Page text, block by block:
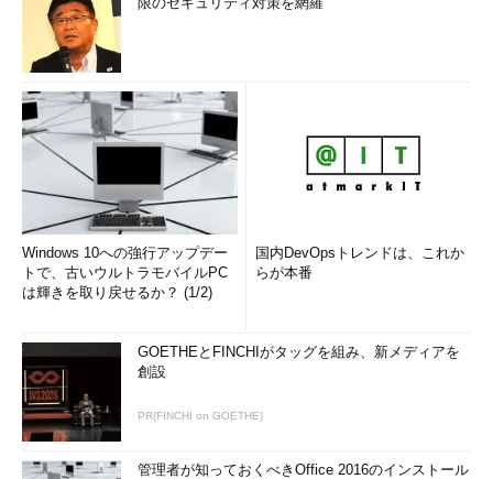
Windows 10への強行アップデー
トで、古いウルトラモバイルPC
は輝きを取り戻せるか？ (1/2)
国内DevOpsトレンドは、これか
らが本番
GOETHEとFINCHIがタッグを組み、新メディアを
創設
PR(FINCHI on GOETHE)
管理者が知っておくべきOffice 2016のインストール